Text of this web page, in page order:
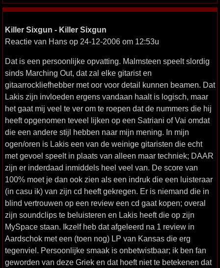
Killer Sixgun - Killer Sixgun
Reactie van Hans op 24-12-2006 om 12:53u
Dat is een persoonlijke opvatting. Malmsteen speelt slordig
sinds Marching Out, dat zal elke gitarist en
gitaarrockliefhebber met oor voor detail kunnen beamen. Dat
Lakis zijn invloeden ergens vandaan haalt is logisch, maar
het gaat mij veel te ver om te roepen dat de nummers die hij
heeft opgenomen teveel lijken op een Satriani of Vai omdat
die een andere stijl hebben naar mijn mening. In mijn
ogen/oren is Lakis een van de weinige gitaristen die echt
met gevoel speelt in plaats van alleen maar techniek; DAAR
zijn er inderdaad inmiddels heel veel van. De score van
100% moet je dan ook zien als een indruk die een luisteraar
(in casu ik) van zijn cd heeft gekregen. Er is niemand die in
blind vertrouwen op een review een cd gaat kopen; overal
zijn soundclips te beluisteren en Lakis heeft die op zijn
MySpace staan. Ikzelf heb dat afgeleerd na 1 review in
Aardschok met een (toen nog) LP van Kansas die erg
tegenviel. Persoonlijke smaak is onbetwistbaar; ik ben fan
geworden van deze Griek en dat hoeft niet te betekenen dat